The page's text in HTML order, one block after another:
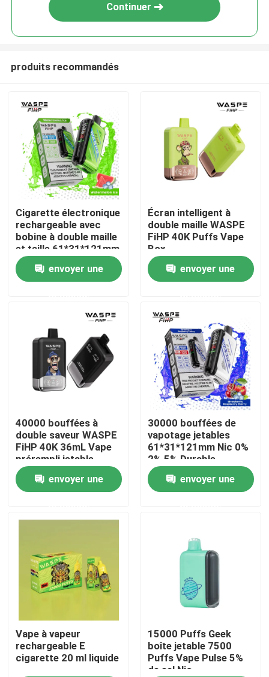
Maison
Produits
Au sujet de nous
Visite d'usine
Contrôle de qualité
Contactez-nous
Nouvelles
Stylo jetable de Vape
Dispositif jetable de CBD Vape
Continuer
produits recommandés
Cigarette électronique
rechargeable avec
bobine à double maille
et taille 61*31*121mm
envoyer une
Écran intelligent à
double maille WASPE
FiHP 40K Puffs Vape
Box
envoyer une
40000 bouffées à
double saveur WASPE
FiHP 40K 36mL Vape
prérempli jetable
envoyer une
30000 bouffées de
vapotage jetables
61*31*121mm Nic 0%
2% 5% Durable
envoyer une
Vape à vapeur
rechargeable E
cigarette 20 ml liquide
15000 Puffs Geek
boîte jetable 7500
Puffs Vape Pulse 5%
de sel Nic